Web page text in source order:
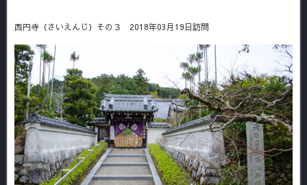
西円寺（さいえんじ）その３ 2018年03月19日訪問